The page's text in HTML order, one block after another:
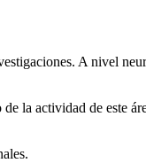
A nivel
la actividad de este